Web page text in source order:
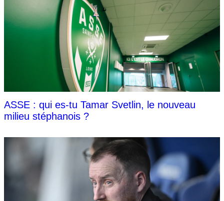
ASSE : qui es-tu Tamar Svetlin, le nouveau
milieu stéphanois ?